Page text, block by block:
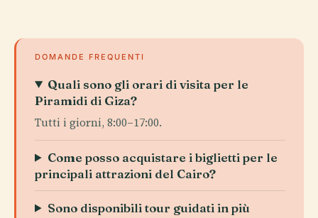
DOMANDE FREQUENTI
Quali sono gli orari di visita per le
Piramidi di Giza?
Tutti i giorni, 8:00–17:00.
Come posso acquistare i biglietti per le
principali attrazioni del Cairo?
Sono disponibili tour guidati in più